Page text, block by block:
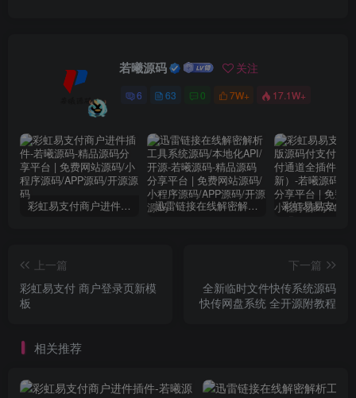
若曦源码 关注
6 63 0 7W+ 17.1W+
彩虹易支付商户进件插件 迅雷链接在线解密解析工具系统源码/本地化API/开源
上一篇
彩虹易支付 商户登录页新模
板
下一篇
全新临时文件快传系统源码
快传网盘系统 全开源附教程
相关推荐